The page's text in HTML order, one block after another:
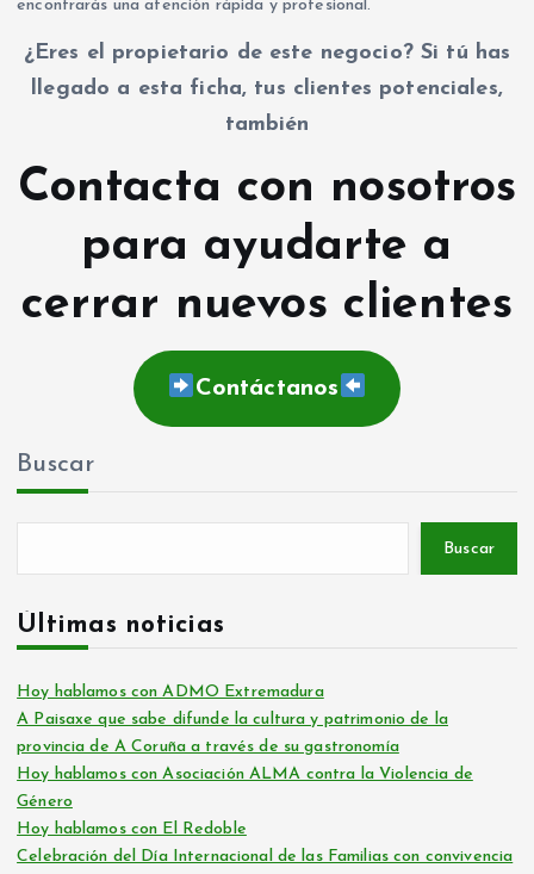
encontrarás una atención rápida y profesional.
¿Eres el propietario de este negocio? Si tú has
llegado a esta ficha, tus clientes potenciales,
también
Contacta con nosotros
para ayudarte a
cerrar nuevos clientes
Contáctanos
Buscar
Buscar
Últimas noticias
Hoy hablamos con ADMO Extremadura
A Paisaxe que sabe difunde la cultura y patrimonio de la
provincia de A Coruña a través de su gastronomía
Hoy hablamos con Asociación ALMA contra la Violencia de
Género
Hoy hablamos con El Redoble
Celebración del Día Internacional de las Familias con convivencia